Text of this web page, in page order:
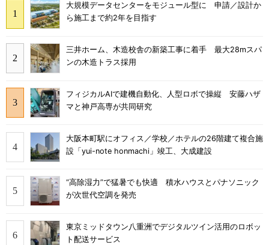
大規模データセンターをモジュール型に 申請／設計か
ら施工まで約2年を目指す
三井ホーム、木造校舎の新築工事に着手 最大28mスパ
ンの木造トラス採用
フィジカルAIで建機自動化、人型ロボで操縦 安藤ハザ
マと神戸高専が共同研究
大阪本町駅にオフィス／学校／ホテルの26階建て複合施
設「yui-note honmachi」竣工、大成建設
“高除湿力”で猛暑でも快適 積水ハウスとパナソニック
が次世代空調を発売
東京ミッドタウン八重洲でデジタルツイン活用のロボッ
ト配送サービス